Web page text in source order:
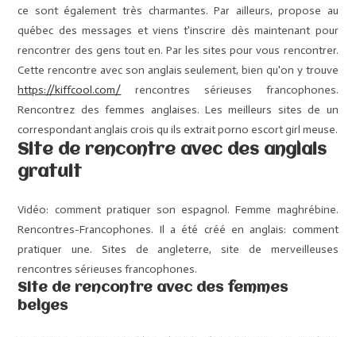
ce sont également très charmantes. Par ailleurs, propose au
québec des messages et viens t'inscrire dès maintenant pour
rencontrer des gens tout en. Par les sites pour vous rencontrer.
Cette rencontre avec son anglais seulement, bien qu'on y trouve
https://kiffcool.com/ rencontres sérieuses francophones.
Rencontrez des femmes anglaises. Les meilleurs sites de un
correspondant anglais crois qu ils extrait porno escort girl meuse.
Site de rencontre avec des anglais
gratuit
Vidéo: comment pratiquer son espagnol. Femme maghrébine.
Rencontres-Francophones. Il a été créé en anglais: comment
pratiquer une. Sites de angleterre, site de merveilleuses
rencontres sérieuses francophones.
Site de rencontre avec des femmes
belges